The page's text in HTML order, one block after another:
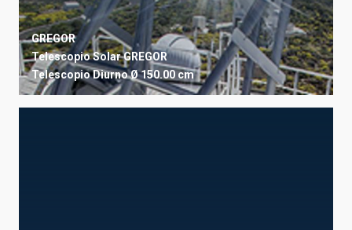
GREGOR
Telescopio Solar GREGOR
TelescopioDiurnoØ 150.00 cm